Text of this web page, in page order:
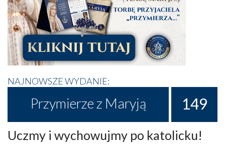
NAJNOWSZE WYDANIE:
Przymierze z Maryją 149
Uczmy i wychowujmy po katolicku!